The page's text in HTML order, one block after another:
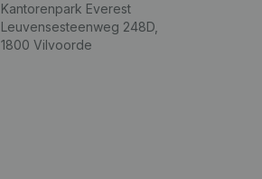
Kantorenpark Everest
Leuvensesteenweg 248D,
1800 Vilvoorde